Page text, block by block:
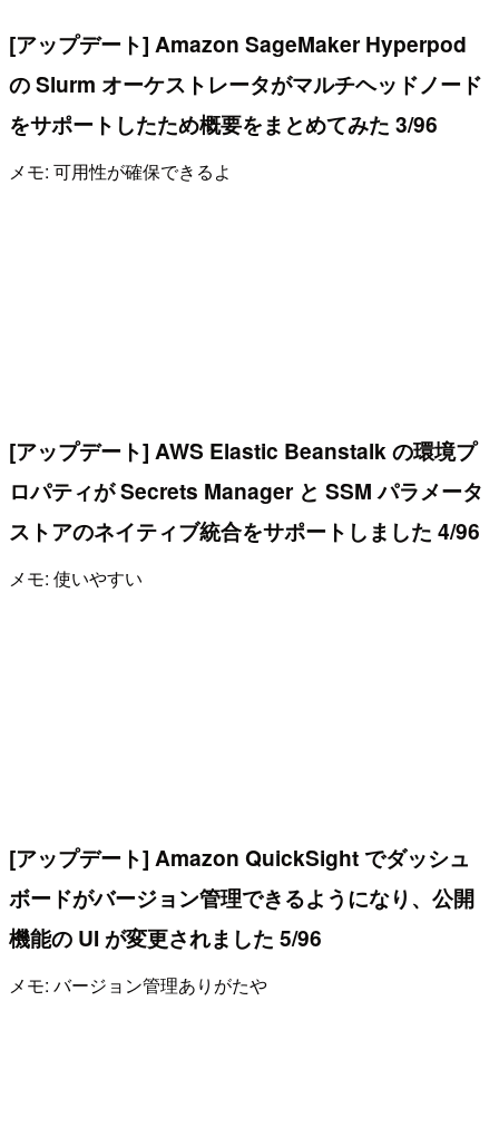
[アップデート] Amazon SageMaker Hyperpod
の Slurm オーケストレータがマルチヘッドノード
をサポートしたため概要をまとめてみた 3/96
メモ: 可用性が確保できるよ
[アップデート] AWS Elastic Beanstalk の環境プ
ロパティが Secrets Manager と SSM パラメータ
ストアのネイティブ統合をサポートしました 4/96
メモ: 使いやすい
[アップデート] Amazon QuickSight でダッシュ
ボードがバージョン管理できるようになり、公開
機能の UI が変更されました 5/96
メモ: バージョン管理ありがたや